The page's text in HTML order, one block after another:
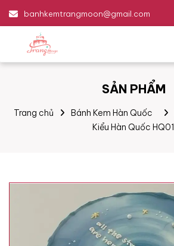
banhkemtrangmoon@gmail.com
SẢN PHẨM
Trang chủ Bánh Kem Hàn Quốc
Kiểu Hàn Quốc HQ01